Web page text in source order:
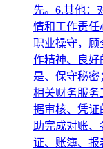
先。6.其他：
情和工作责任
职业操守，顾
作精神、良好
是、保守秘
相关财务服务
据审核、凭证
助完成对账
证、账簿、报